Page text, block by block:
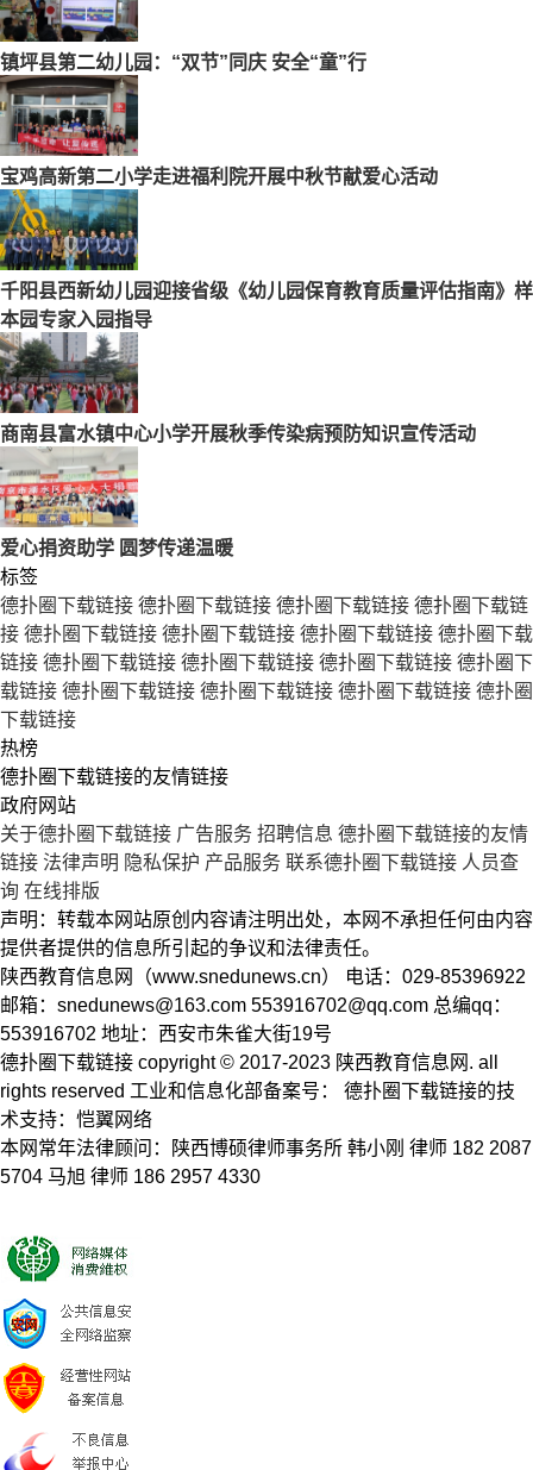
镇坪县第二幼儿园：“双节”同庆 安全“童”行
宝鸡高新第二小学走进福利院开展中秋节献爱心活动
千阳县西新幼儿园迎接省级《幼儿园保育教育质量评估指南》样
本园专家入园指导
商南县富水镇中心小学开展秋季传染病预防知识宣传活动
爱心捐资助学 圆梦传递温暖
标签
德扑圈下载链接 德扑圈下载链接 德扑圈下载链接 德扑圈下载链
接 德扑圈下载链接 德扑圈下载链接 德扑圈下载链接 德扑圈下载
链接 德扑圈下载链接 德扑圈下载链接 德扑圈下载链接 德扑圈下
载链接 德扑圈下载链接 德扑圈下载链接 德扑圈下载链接 德扑圈
下载链接
热榜
德扑圈下载链接的友情链接
政府网站
关于德扑圈下载链接 广告服务 招聘信息 德扑圈下载链接的友情
链接 法律声明 隐私保护 产品服务 联系德扑圈下载链接 人员查
询 在线排版
声明：转载本网站原创内容请注明出处，本网不承担任何由内容
提供者提供的信息所引起的争议和法律责任。
陕西教育信息网（www.snedunews.cn） 电话：029-85396922
邮箱： snedunews@163.com 553916702@qq.com 总编qq：
553916702 地址：西安市朱雀大街19号
德扑圈下载链接 copyright © 2017-2023 陕西教育信息网. all
rights reserved 工业和信息化部备案号： 德扑圈下载链接的技
术支持：恺翼网络
本网常年法律顾问：陕西博硕律师事务所 韩小刚 律师 182 2087
5704 马旭 律师 186 2957 4330